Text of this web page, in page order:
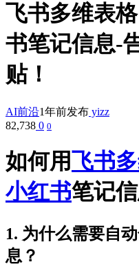
飞书多维表
书笔记信息-
贴！
AI前沿1年前发布 yizz
82,738 0 0
如何用飞书
小红书笔记
1. 为什么需要自
息？